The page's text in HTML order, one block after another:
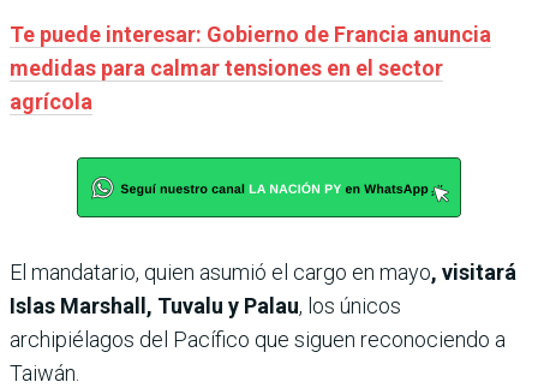
Te puede interesar: Gobierno de Francia anuncia
medidas para calmar tensiones en el sector
agrícola
El mandatario, quien asumió el cargo en mayo, visitará
Islas Marshall, Tuvalu y Palau, los únicos
archipiélagos del Pacífico que siguen reconociendo a
Taiwán.